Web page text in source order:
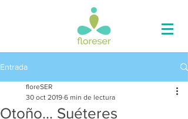
Entrada
Otoño… Suéteres
floreSER
30 oct 2019 6 min de lectura